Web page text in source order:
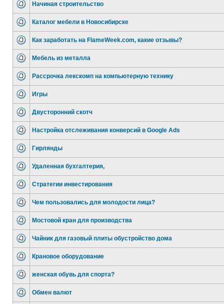
Начиная строительство
Каталог мебели в Новосибирске
Как заработать на FlameWeek.com, какие отзывы?
Мебель из металла
Рассрочка лекскомп на компьютерную технику
Игры
Двусторонний скотч
Настройка отслеживания конверсий в Google Ads
Гирлянды
Удаленная бухгалтерия,
Стратегии инвестирования
Чем пользовались для молодости лица?
Мостовой кран для производства
Чайник для газовый плиты обустройство дома
Крановое оборудование
женская обувь для спорта?
Обмен валют